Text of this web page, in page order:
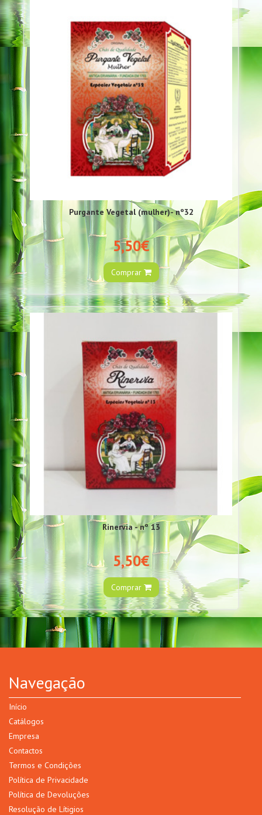
Purgante Vegetal (mulher)- nº32
5,50€
Comprar
Rinervia - nº 13
5,50€
Comprar
Navegação
Início
Catálogos
Empresa
Contactos
Termos e Condições
Política de Privacidade
Política de Devoluções
Resolução de Lítigios